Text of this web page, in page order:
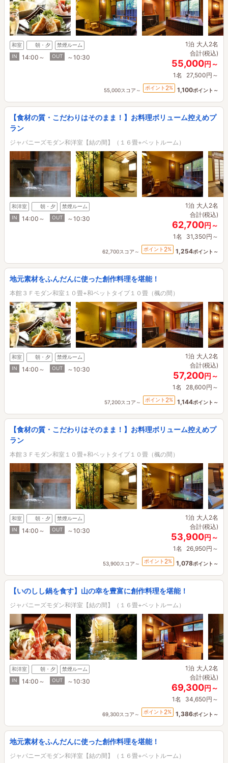
和室 朝・夕
禁煙ルーム
IN
14:00～ OUT ～10:30
1泊 大人2名
合計(税込)
55,000円～
1名 27,500円～
55,000スコア～ ポイント 2% 1,100ポイント～
【食材の質・こだわりはそのまま！】お料理ボリューム控えめプ
ラン
ジャパニーズモダン和洋室【結の間】（１６畳+ベットルーム）
和洋室 朝・夕
禁煙ルーム
IN
14:00～ OUT ～10:30
1泊 大人2名
合計(税込)
62,700円～
1名 31,350円～
62,700スコア～ ポイント 2% 1,254ポイント～
地元素材をふんだんに使った創作料理を堪能！
本館３Ｆモダン和室１０畳+和ベットタイプ１０畳（楓の間）
和室 朝・夕
禁煙ルーム
IN
14:00～ OUT ～10:30
1泊 大人2名
合計(税込)
57,200円～
1名 28,600円～
57,200スコア～ ポイント 2% 1,144ポイント～
【食材の質・こだわりはそのまま！】お料理ボリューム控えめプ
ラン
本館３Ｆモダン和室１０畳+和ベットタイプ１０畳（楓の間）
和室 朝・夕
禁煙ルーム
IN
14:00～ OUT ～10:30
1泊 大人2名
合計(税込)
53,900円～
1名 26,950円～
53,900スコア～ ポイント 2% 1,078ポイント～
【いのしし鍋を食す】山の幸を豊富に創作料理を堪能！
ジャパニーズモダン和洋室【結の間】（１６畳+ベットルーム）
和洋室 朝・夕
禁煙ルーム
IN
14:00～ OUT ～10:30
1泊 大人2名
合計(税込)
69,300円～
1名 34,650円～
69,300スコア～ ポイント 2% 1,386ポイント～
地元素材をふんだんに使った創作料理を堪能！
ジャパニーズモダン和洋室【結の間】（１６畳+ベットルーム）